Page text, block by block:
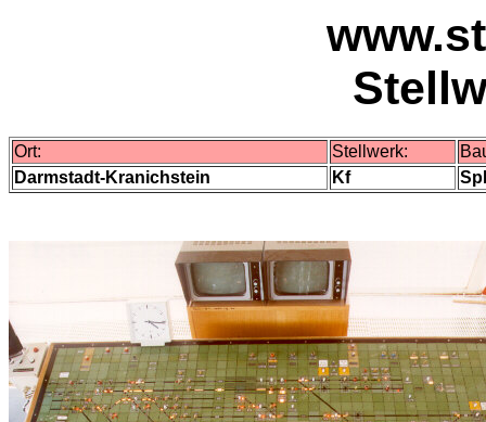
Ort: Stellwerk:
Darmstadt-Kranichstein
Kf